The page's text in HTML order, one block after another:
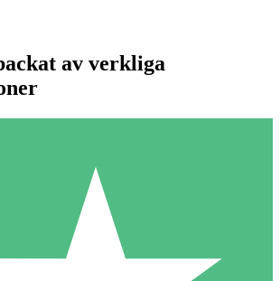
Kreditpaket
med nedladdningskrediter. Inget
av verkliga